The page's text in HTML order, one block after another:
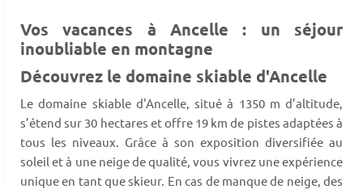
Vos vacances à Ancelle : un séjour
inoubliable en montagne
Découvrez le domaine skiable d'Ancelle
Le domaine skiable d'Ancelle, situé à 1350 m d’altitude,
s’étend sur 30 hectares et offre 19 km de pistes adaptées à
tous les niveaux. Grâce à son exposition diversifiée au
soleil et à une neige de qualité, vous vivrez une expérience
unique en tant que skieur. En cas de manque de neige, des